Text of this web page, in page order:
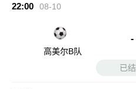
22:00 08-10
高美尔B队
-
已